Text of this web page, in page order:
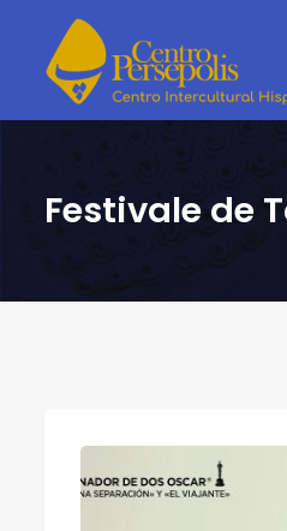
Festivale de